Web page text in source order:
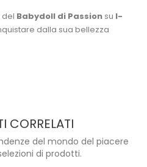
del Babydoll di Passion su I-
dalla sua bellezza
CORRELATI
del mondo del piacere
di prodotti.